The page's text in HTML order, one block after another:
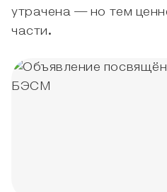
утрачена — но тем
части.